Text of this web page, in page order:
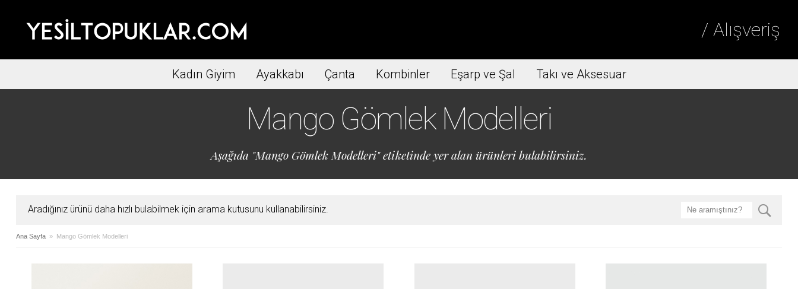
/ Alışveriş
Kadın Giyim Ayakkabı Çanta Kombinler Eşarp ve Şal Takı ve Aksesuar
Mango Gömlek Modelleri
Aşağıda "Mango Gömlek Modelleri" etiketinde yer alan ürünleri bulabilirsiniz.
Aradığınız ürünü daha hızlı bulabilmek için arama kutusunu kullanabilirsiniz.
Ana Sayfa» Mango Gömlek Modelleri